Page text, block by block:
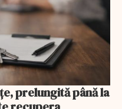
prelungită până la